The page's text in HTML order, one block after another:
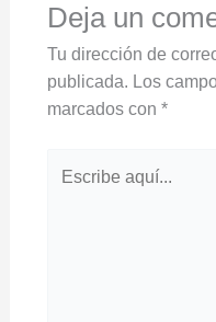
Deja un
Tu dirección de
publicada. Los
marcados con *
aquí...